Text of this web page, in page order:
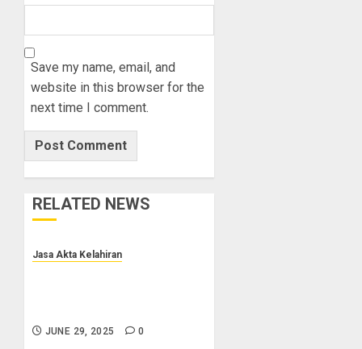
Save my name, email, and
website in this browser for the
next time I comment.
RELATED NEWS
Jasa Akta Kelahiran
JUNE 29, 2025 0